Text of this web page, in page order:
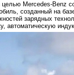
целью Mercedes-Benz
созданный на
зарядных
автоматическую